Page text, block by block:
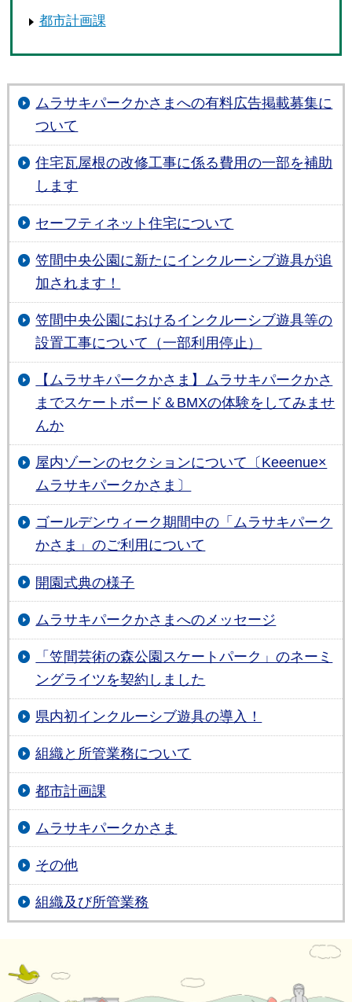
都市計画課
ムラサキパークかさまへの有料広告掲載募集に
ついて
住宅瓦屋根の改修工事に係る費用の一部を補助
します
セーフティネット住宅について
笠間中央公園に新たにインクルーシブ遊具が追
加されます！
笠間中央公園におけるインクルーシブ遊具等の
設置工事について（一部利用停止）
【ムラサキパークかさま】ムラサキパークかさ
までスケートボード＆BMXの体験をしてみませ
んか
屋内ゾーンのセクションについて〔Keeenue×
ムラサキパークかさま〕
ゴールデンウィーク期間中の「ムラサキパーク
かさま」のご利用について
開園式典の様子
ムラサキパークかさまへのメッセージ
「笠間芸術の森公園スケートパーク」のネーミ
ングライツを契約しました
県内初インクルーシブ遊具の導入！
組織と所管業務について
都市計画課
ムラサキパークかさま
その他
組織及び所管業務